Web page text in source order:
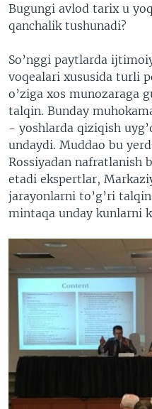
Bugungi avlod tarix u
qanchalik tushunadi?
So’nggi paytlarda
voqealari xususida turli
o’ziga xos munozaraga
talqin. Bunday
- yoshlarda qiziqish
undaydi. Muddao bu
Rossiyadan nafratlanish
etadi ekspertlar,
jarayonlarni to’g’ri
mintaqa unday kunlarni